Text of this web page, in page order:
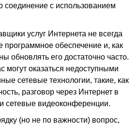
соединение с использованием
услуг Интернета не всегда
программное обеспечение и, как
обновлять его достаточно часто.
могут оказаться недоступными
сетевые технологии, такие, как
разговор через Интернет в
сетевые видеоконференции.
(но не по важности) вопрос,